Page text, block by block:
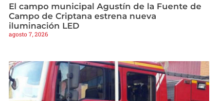
El campo municipal Agustín de la Fuente de
Campo de Criptana estrena nueva
iluminación LED
agosto 7, 2026